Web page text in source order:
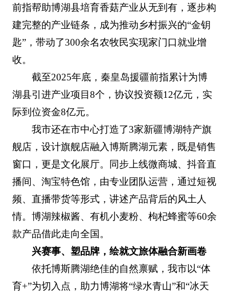
前指帮助博湖县培育香菇产业从无到有，逐步构
建完整的产业链条，成为推动乡村振兴的“金钥
匙”，带动了300余名农牧民实现家门口就业增
收。
截至2025年底，秦皇岛援疆前指累计为博
湖县引进产业项目8个，协议投资额12亿元，实
际到位资金8亿元。
我市还在市中心打造了3家新疆博湖特产旗
舰店，设计旗舰店融入博斯腾湖元素，既是销售
窗口，更是文化展厅。同步上线微商城、抖音直
播间、淘宝特色馆，由专业团队运营，通过短视
频、直播带货等形式，讲述产品背后的风土人
情。博湖辣椒酱、有机小麦粉、枸杞蜂蜜等60余
款产品借此走向全国。
兴赛事、塑品牌，绘就文旅体融合新画卷
依托博斯腾湖绝佳的自然禀赋，我市以“体
育+”为切入点，助力博湖将“绿水青山”和“冰天